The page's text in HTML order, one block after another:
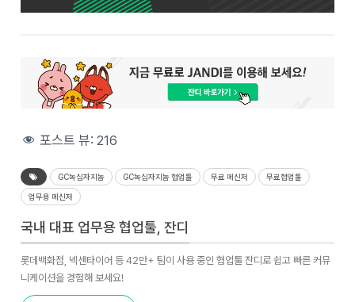
포스트 뷰:216
GC녹십자지놈 GC녹십자지놈 협업툴 무료 메신저 무료협업툴
업무용 메신저
국내 대표 업무용 협업툴, 잔디
롯데백화점, 넥센타이어 등 42만+ 팀이 사용 중인 협업툴 잔디로 쉽고 빠른 커뮤
니케이션을 경험해 보세요!